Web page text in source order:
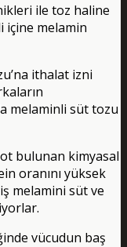
ile toz haline
içine melamin
ithalat izni
melaminli süt tozu
bulunan kimyasal
oranını yüksek
melamini süt ve
vücudun baş